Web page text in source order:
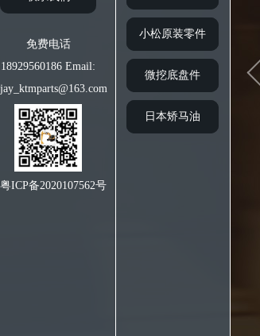
小松原装零件
微挖底盘件
日本矫马油
免费电话
18929560186 Email:
jay_ktmparts@163.com
粤ICP备2020107562号